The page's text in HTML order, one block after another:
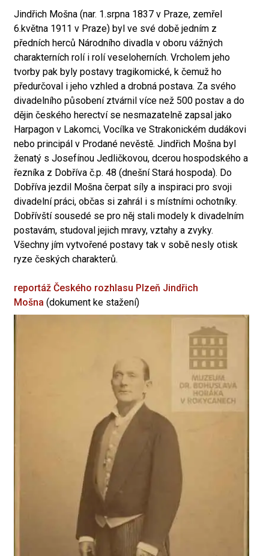
Jindřich Mošna (nar. 1.srpna 1837 v Praze, zemřel
6.května 1911 v Praze) byl ve své době jedním z
předních herců Národního divadla v oboru vážných
charakterních rolí i rolí veseloherních. Vrcholem jeho
tvorby pak byly postavy tragikomické, k čemuž ho
předurčoval i jeho vzhled a drobná postava. Za svého
divadelního působení ztvárnil více než 500 postav a do
dějin českého herectví se nesmazatelně zapsal jako
Harpagon v Lakomci, Vocílka ve Strakonickém dudákovi
nebo principál v Prodané nevěstě. Jindřich Mošna byl
ženatý s Josefínou Jedličkovou, dcerou hospodského a
řezníka z Dobříva č.p. 48 (dnešní Stará hospoda). Do
Dobříva jezdil Mošna čerpat síly a inspiraci pro svoji
divadelní práci, občas si zahrál i s místními ochotníky.
Dobřívští sousedé se pro něj stali modely k divadelním
postavám, studoval jejich mravy, vztahy a zvyky.
Všechny jím vytvořené postavy tak v sobě nesly otisk
ryze českých charakterů.
reportáž Českého rozhlasu Plzeň Jindřich
Mošna (dokument ke stažení)